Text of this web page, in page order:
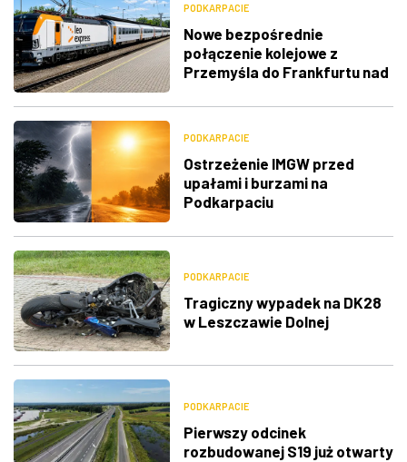
PODKARPACIE
Nowe bezpośrednie
połączenie kolejowe z
Przemyśla do Frankfurtu nad
PODKARPACIE
Ostrzeżenie IMGW przed
upałami i burzami na
Podkarpaciu
PODKARPACIE
Tragiczny wypadek na DK28
w Leszczawie Dolnej
PODKARPACIE
Pierwszy odcinek
rozbudowanej S19 już otwarty